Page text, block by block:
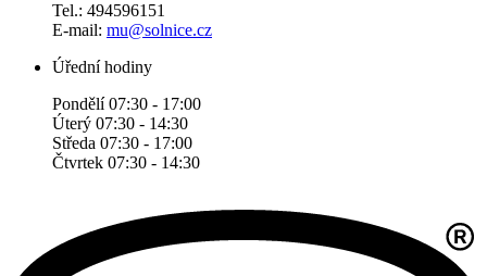
Tel.: 494596151
E-mail: mu@solnice.cz
Úřední hodiny
Pondělí 07:30 - 17:00
Úterý 07:30 - 14:30
Středa 07:30 - 17:00
Čtvrtek 07:30 - 14:30